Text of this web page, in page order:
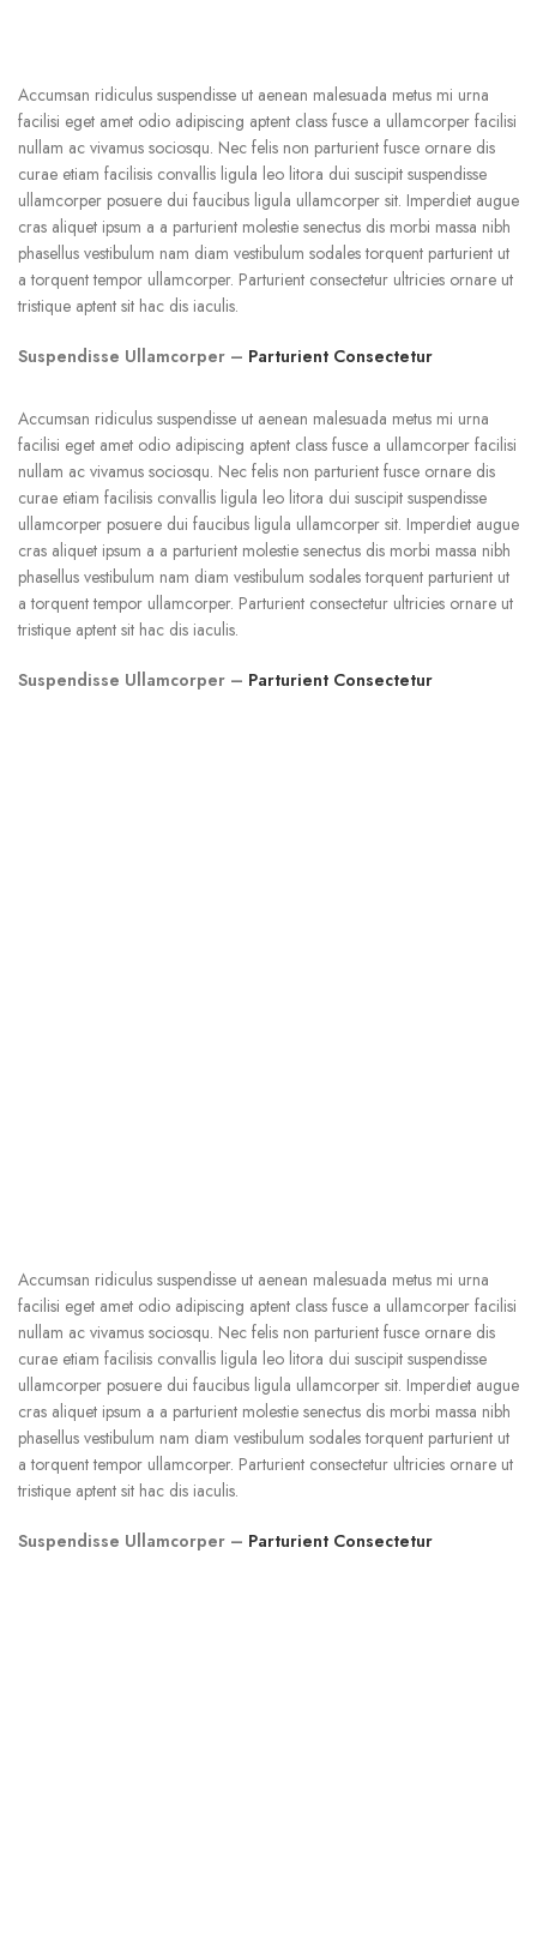
Accumsan ridiculus suspendisse ut aenean malesuada metus mi urna
facilisi eget amet odio adipiscing aptent class fusce a ullamcorper facilisi
nullam ac vivamus sociosqu. Nec felis non parturient fusce ornare dis
curae etiam facilisis convallis ligula leo litora dui suscipit suspendisse
ullamcorper posuere dui faucibus ligula ullamcorper sit. Imperdiet augue
cras aliquet ipsum a a parturient molestie senectus dis morbi massa nibh
phasellus vestibulum nam diam vestibulum sodales torquent parturient ut
a torquent tempor ullamcorper. Parturient consectetur ultricies ornare ut
tristique aptent sit hac dis iaculis.
Suspendisse Ullamcorper – Parturient Consectetur
Accumsan ridiculus suspendisse ut aenean malesuada metus mi urna
facilisi eget amet odio adipiscing aptent class fusce a ullamcorper facilisi
nullam ac vivamus sociosqu. Nec felis non parturient fusce ornare dis
curae etiam facilisis convallis ligula leo litora dui suscipit suspendisse
ullamcorper posuere dui faucibus ligula ullamcorper sit. Imperdiet augue
cras aliquet ipsum a a parturient molestie senectus dis morbi massa nibh
phasellus vestibulum nam diam vestibulum sodales torquent parturient ut
a torquent tempor ullamcorper. Parturient consectetur ultricies ornare ut
tristique aptent sit hac dis iaculis.
Suspendisse Ullamcorper – Parturient Consectetur
Accumsan ridiculus suspendisse ut aenean malesuada metus mi urna
facilisi eget amet odio adipiscing aptent class fusce a ullamcorper facilisi
nullam ac vivamus sociosqu. Nec felis non parturient fusce ornare dis
curae etiam facilisis convallis ligula leo litora dui suscipit suspendisse
ullamcorper posuere dui faucibus ligula ullamcorper sit. Imperdiet augue
cras aliquet ipsum a a parturient molestie senectus dis morbi massa nibh
phasellus vestibulum nam diam vestibulum sodales torquent parturient ut
a torquent tempor ullamcorper. Parturient consectetur ultricies ornare ut
tristique aptent sit hac dis iaculis.
Suspendisse Ullamcorper – Parturient Consectetur